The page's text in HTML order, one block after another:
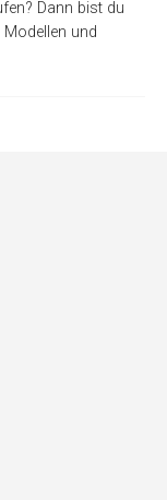
Dann bist du
und